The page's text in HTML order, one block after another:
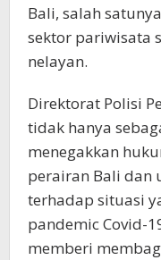
Bali, salah
sektor pariwisata
nelayan.
Direktorat Polisi
tidak hanya
menegakkan
perairan Bali dan
terhadap situasi
pandemic Covid-
memberi